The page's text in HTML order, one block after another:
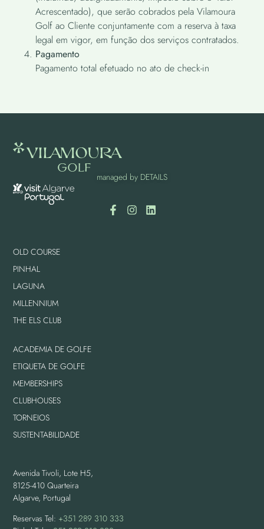
Acrescentado), que serão cobrados pela Vilamoura
Golf ao Cliente conjuntamente com a reserva à taxa
legal em vigor, em função dos serviços contratados.
Pagamento
Pagamento total efetuado no ato de check-in
managed by DETAILS
OLD COURSE
PINHAL
LAGUNA
MILLENNIUM
THE ELS CLUB
ACADEMIA DE GOLFE
ETIQUETA DE GOLFE
MEMBERSHIPS
CLUBHOUSES
TORNEIOS
SUSTENTABILIDADE
Avenida Tivoli, Lote H5,
8125-410 Quarteira
Algarve, Portugal
Reservas Tel: +351 289 310 333